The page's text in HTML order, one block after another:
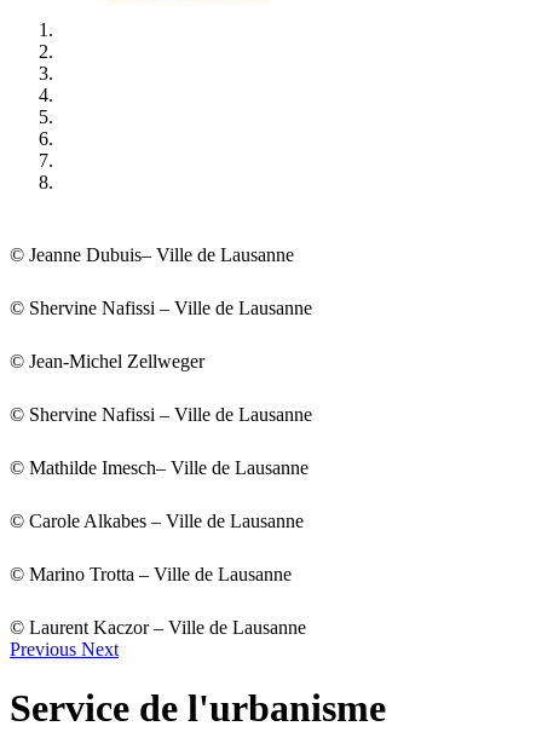
© Jeanne Dubuis– Ville de Lausanne
© Shervine Nafissi – Ville de Lausanne
© Jean-Michel Zellweger
© Shervine Nafissi – Ville de Lausanne
© Mathilde Imesch– Ville de Lausanne
© Carole Alkabes – Ville de Lausanne
© Marino Trotta – Ville de Lausanne
© Laurent Kaczor – Ville de Lausanne
Previous Next
Service de l'urbanisme